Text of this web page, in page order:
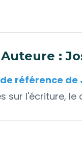
Auteure :
référence
sur l'écriture, le